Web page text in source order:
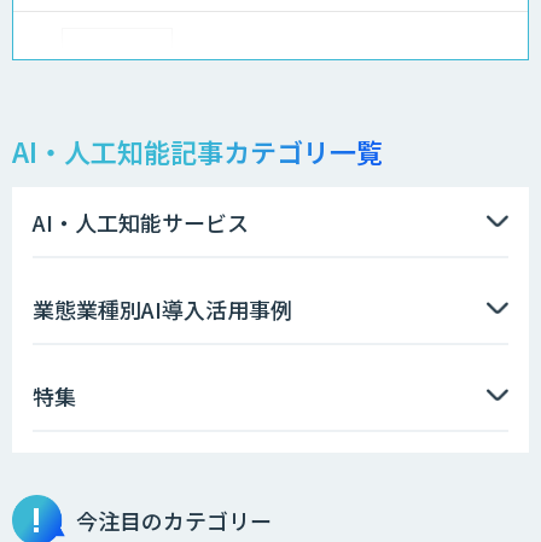
Kurrant.ai
FirstContact（ファーストコンタクト）
完全無料の次世代RPA「マクロマン」
AI・人工知能記事カテゴリ一覧
AI・人工知能サービス
業態業種別AI導入活用事例
特集
今注目のカテゴリー